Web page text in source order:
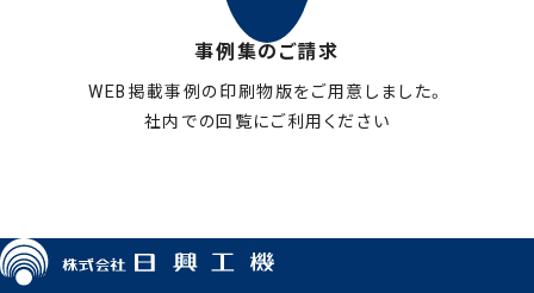
事例集のご請求
WEB掲載事例の印刷物版をご用意しました。
社内での回覧にご利用ください